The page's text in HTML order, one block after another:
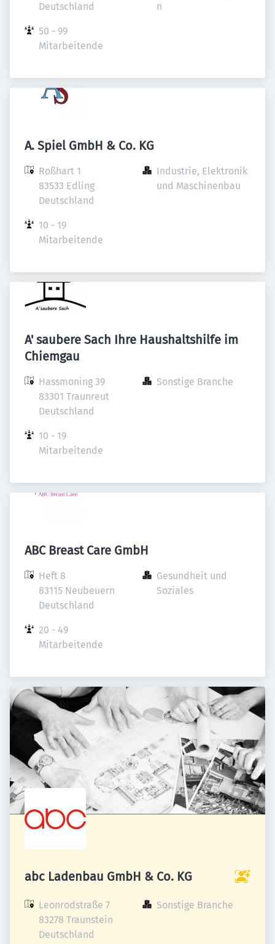
Deutschland
n
50 - 99
Mitarbeitende
A. Spiel GmbH & Co. KG
Roßhart 1
83533 Edling
Deutschland
Industrie, Elektronik
und Maschinenbau
10 - 19
Mitarbeitende
A' saubere Sach Ihre Haushaltshilfe im
Chiemgau
Hassmoning 39
83301 Traunreut
Deutschland
Sonstige Branche
10 - 19
Mitarbeitende
ABC Breast Care GmbH
Heft 8
83115 Neubeuern
Deutschland
Gesundheit und
Soziales
20 - 49
Mitarbeitende
abc Ladenbau GmbH & Co. KG
Leonrodstraße 7
83278 Traunstein
Deutschland
Sonstige Branche